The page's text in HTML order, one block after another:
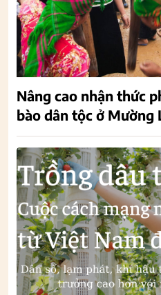
Nâng cao nhận thức
bào dân tộc ở Mường